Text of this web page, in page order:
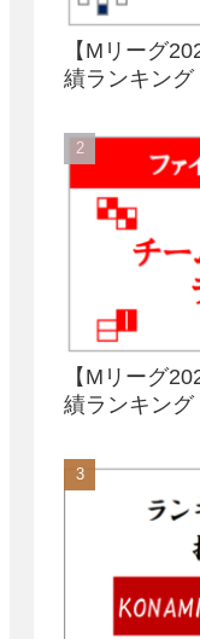
【Mリーグ
績ランキング
【Mリーグ
績ランキング